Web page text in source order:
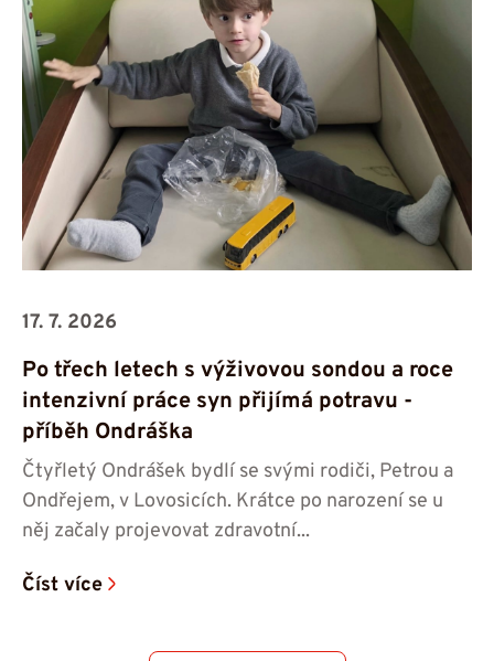
17. 7. 2026
Po třech letech s výživovou sondou a roce
intenzivní práce syn přijímá potravu -⁠⁠⁠⁠⁠⁠
příběh Ondráška
Čtyřletý Ondrášek bydlí se svými rodiči, Petrou a
Ondřejem, v Lovosicích. Krátce po narození se u
něj začaly projevovat zdravotní...
Číst více